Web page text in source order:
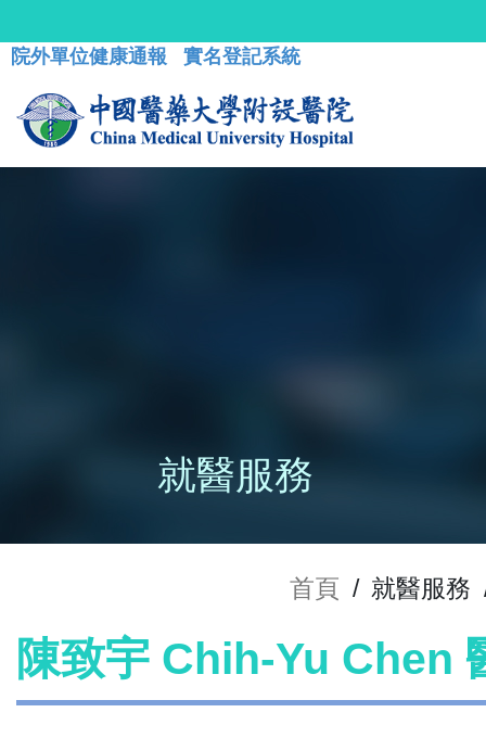
院外單位健康通報 實名登記系統
就醫服務
首頁 / 就醫服務
陳致宇 Chih-Yu Chen